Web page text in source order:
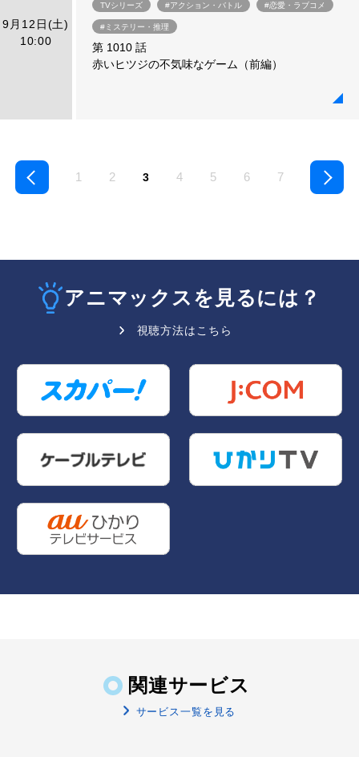
9月12日(土)
10:00
TVシリーズ #アクション・バトル #恋愛・ラブコメ
#ミステリー・推理
第 1010 話
赤いヒツジの不気味なゲーム（前編）
1 2 3 4 5 6 7
アニマックスを見るには？
視聴方法はこちら
関連サービス
サービス一覧を見る